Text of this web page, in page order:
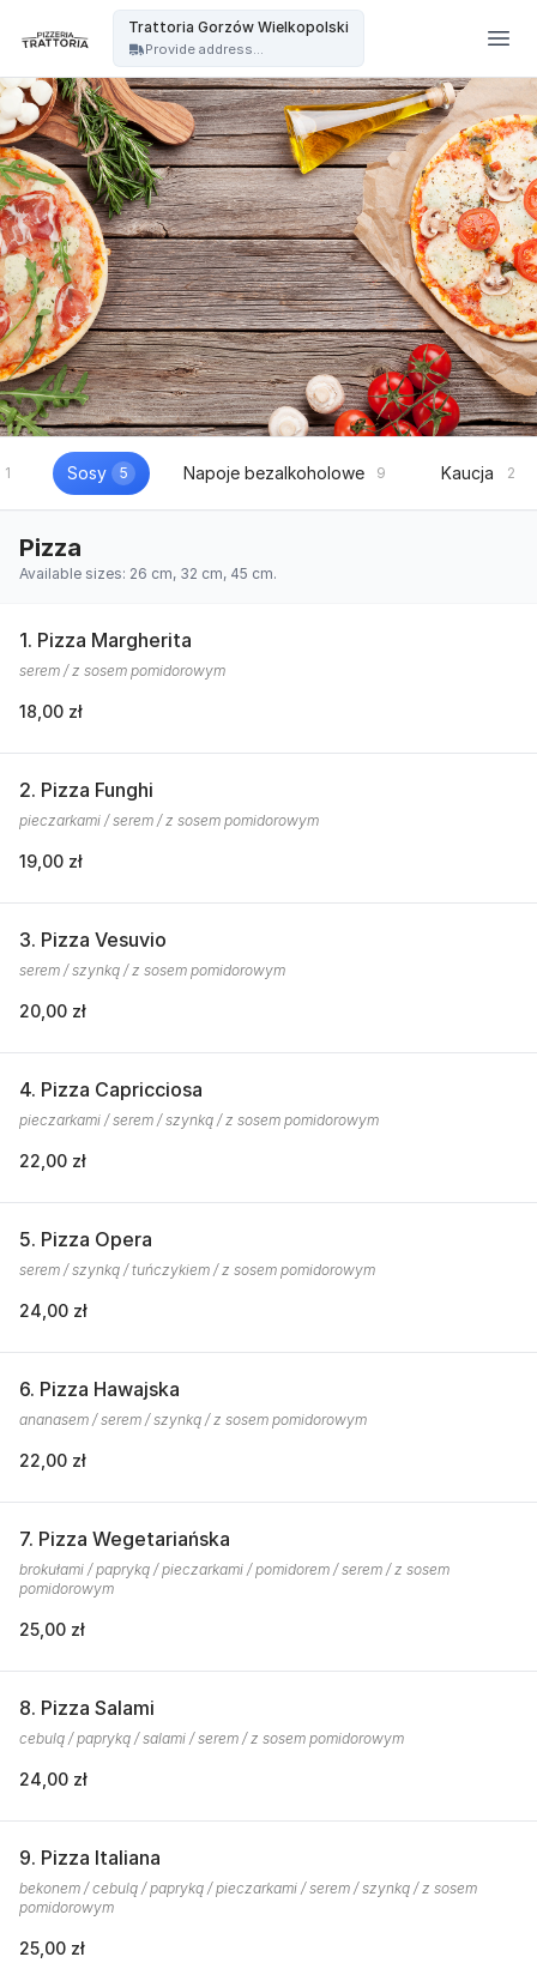
Trattoria Gorzów Wielkopolski
Provide address...
1 Sosy 5 Napoje bezalkoholowe 9 Kaucja 2
Pizza
Available sizes: 26 cm, 32 cm, 45 cm.
1. Pizza Margherita
serem / z sosem pomidorowym
18,00 zł
2. Pizza Funghi
pieczarkami / serem / z sosem pomidorowym
19,00 zł
3. Pizza Vesuvio
serem / szynką / z sosem pomidorowym
20,00 zł
4. Pizza Capricciosa
pieczarkami / serem / szynką / z sosem pomidorowym
22,00 zł
5. Pizza Opera
serem / szynką / tuńczykiem / z sosem pomidorowym
24,00 zł
6. Pizza Hawajska
ananasem / serem / szynką / z sosem pomidorowym
22,00 zł
7. Pizza Wegetariańska
brokułami / papryką / pieczarkami / pomidorem / serem / z sosem
pomidorowym
25,00 zł
8. Pizza Salami
cebulą / papryką / salami / serem / z sosem pomidorowym
24,00 zł
9. Pizza Italiana
bekonem / cebulą / papryką / pieczarkami / serem / szynką / z sosem
pomidorowym
25,00 zł